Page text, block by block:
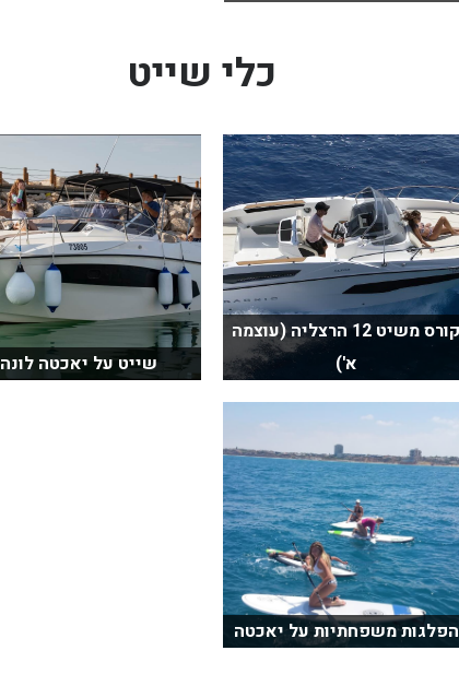
כלי שייט
קורס משיט 12 הרצליה (עוצמה
א')
שייט על יאכטה לונה
הפלגות משפחתיות על יאכטה